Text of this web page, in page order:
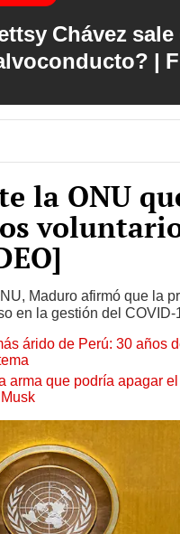
Chávez
|
la ONU
Maduro afirmó que la
en la gestión del COVID-
árido de Perú: 30 años
arma que podría apagar